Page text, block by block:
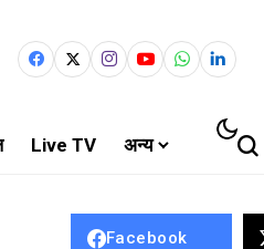
Live TV अन्य
Facebook